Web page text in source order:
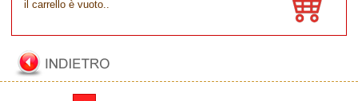
il carrello è vuoto..